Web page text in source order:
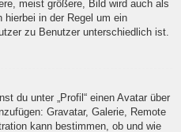
meist größere, Bild wird auch als
hierbei in der Regel um ein
zu Benutzer unterschiedlich ist.
du unter „Profil“ einen Avatar über
Gravatar, Galerie, Remote
kann bestimmen, ob und wie